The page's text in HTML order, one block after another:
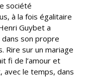
société
à la fois égalitaire
Guybet a
son propre
Rire sur un mariage
fi de l’amour et
le temps, dans